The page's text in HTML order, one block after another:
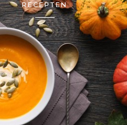
RECEPTEN